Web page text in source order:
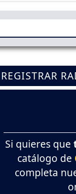
REGISTRAR
Si quieres que
catálogo de
completa